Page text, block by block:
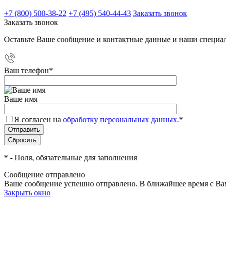
+7 (800) 500-38-22 +7 (495) 540-44-43 Заказать звонок
Заказать звонок
Оставьте Ваше сообщение и контактные данные и наши
Ваш телефон*
Ваше имя
Я согласен на обработку персональных данных.*
* - Поля, обязательные для заполнения
Сообщение отправлено
Ваше сообщение успешно отправлено. В ближайшее время с
Закрыть окно